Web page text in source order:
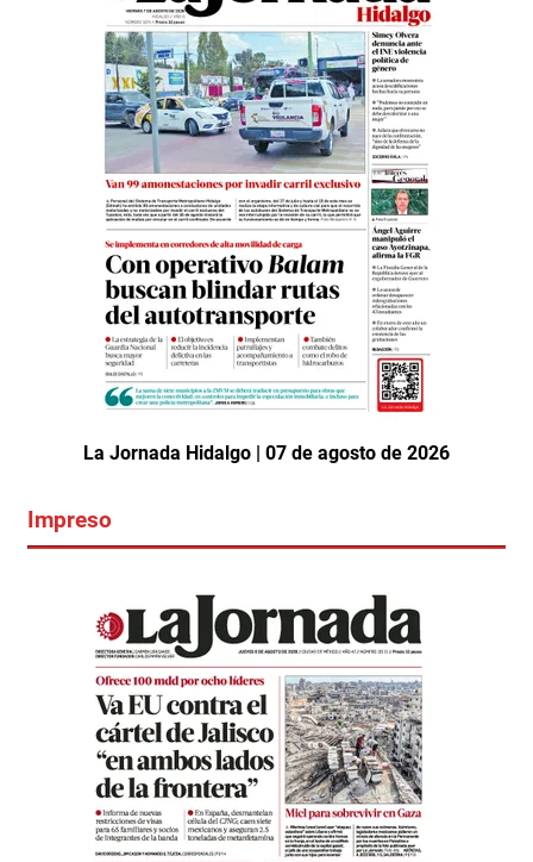
La Jornada Hidalgo | 07 de agosto de 2026
Impreso